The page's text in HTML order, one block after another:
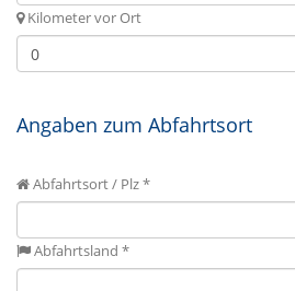
Kilometer vor Ort
Angaben zum Abfahrtsort
Abfahrtsort / Plz *
Abfahrtsland *